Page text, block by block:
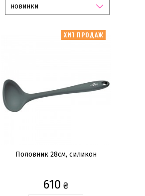
новинки
ХИТ ПРОДАЖ
Половник 28cм, силикон
610 ₴